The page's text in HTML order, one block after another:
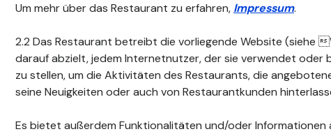
Um mehr über das Restaurant zu erfahren, Impressum.
2.2 Das Restaurant betreibt die vorliegende Website (siehe
darauf abzielt, jedem Internetnutzer, der sie verwendet oder
zu stellen, um die Aktivitäten des Restaurants, die
seine Neuigkeiten oder auch von Restaurantkunden
Es bietet außerdem Funktionalitäten und/oder Informationen